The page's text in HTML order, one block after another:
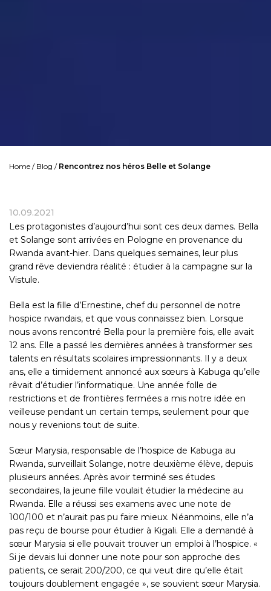
Home / Blog / Rencontrez nos héros Belle et Solange
10.09.2021
Les protagonistes d’aujourd’hui sont ces deux dames. Bella
et Solange sont arrivées en Pologne en provenance du
Rwanda avant-hier. Dans quelques semaines, leur plus
grand rêve deviendra réalité : étudier à la campagne sur la
Vistule.
Bella est la fille d’Ernestine, chef du personnel de notre
hospice rwandais, et que vous connaissez bien. Lorsque
nous avons rencontré Bella pour la première fois, elle avait
12 ans. Elle a passé les dernières années à transformer ses
talents en résultats scolaires impressionnants. Il y a deux
ans, elle a timidement annoncé aux sœurs à Kabuga qu’elle
rêvait d’étudier l’informatique. Une année folle de
restrictions et de frontières fermées a mis notre idée en
veilleuse pendant un certain temps, seulement pour que
nous y revenions tout de suite.
Sœur Marysia, responsable de l’hospice de Kabuga au
Rwanda, surveillait Solange, notre deuxième élève, depuis
plusieurs années. Après avoir terminé ses études
secondaires, la jeune fille voulait étudier la médecine au
Rwanda. Elle a réussi ses examens avec une note de
100/100 et n’aurait pas pu faire mieux. Néanmoins, elle n’a
pas reçu de bourse pour étudier à Kigali. Elle a demandé à
sœur Marysia si elle pouvait trouver un emploi à l’hospice. «
Si je devais lui donner une note pour son approche des
patients, ce serait 200/200, ce qui veut dire qu’elle était
toujours doublement engagée », se souvient sœur Marysia.